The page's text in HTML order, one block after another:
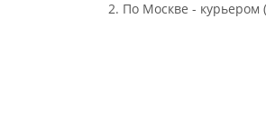
2. По Москве - курьером